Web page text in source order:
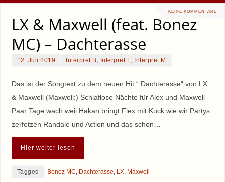
KEINE KOMMENTARE
LX & Maxwell (feat. Bonez
MC) – Dachterasse
12. Juli 2019 Interpret B Interpret L Interpret M
Das ist der Songtext zu dem neuen Hit “ Dachterasse“ von LX
& Maxwell (Maxwell:) Schlaflose Nächte für Alex und Maxwell
Paar Tage wach weil Hakan bringt Flex mit Kuck wie wir Partys
zerfetzen Randale und Action und das schon…
Hier weiter lesen
Tagged Bonez MC, Dachterasse, LX, Maxwell